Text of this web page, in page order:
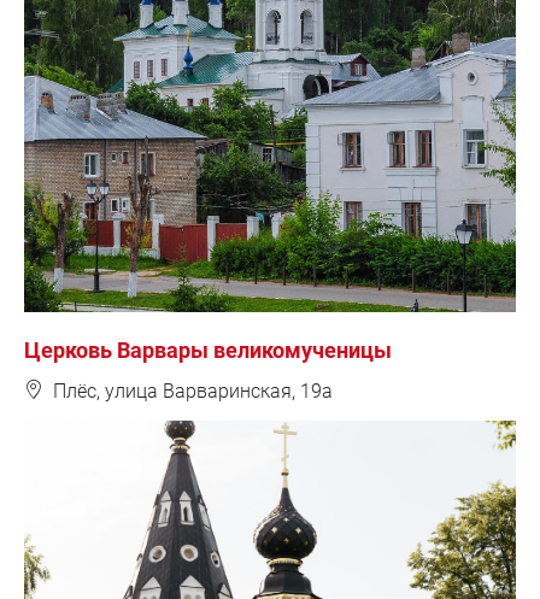
Церковь Варвары великомученицы
❽ Плёс, улица Варваринская, 19а